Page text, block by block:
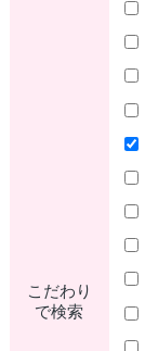
こだわり
で検索